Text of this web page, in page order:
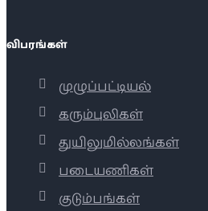
விபரங்கள்
முழுப்பட்டியல்
கரும்புலிகள்
துயிலுமில்லங்கள்
படையணிகள்
குடும்பங்கள்